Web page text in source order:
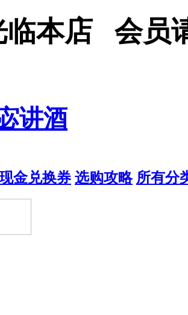
临本店 会员
讲酒
金兑换券 选购攻略 所有分